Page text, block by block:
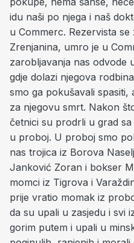
idu naši po njega i naš
u Commerc. Rezervista
Zrenjanina, umro je u
zarobljavanja nas odvode
gdje dolazi njegova
smo ga pokušavali
za njegovu smrt. Nakon
četnici su prodrli u grad
u proboj. U proboj smo
nas trojica iz Borova
Janković Zoran i bokser
momci iz Tigrova i
prije vratio momak iz
da su upali u zasjedu i svi
gorim putem i upali u